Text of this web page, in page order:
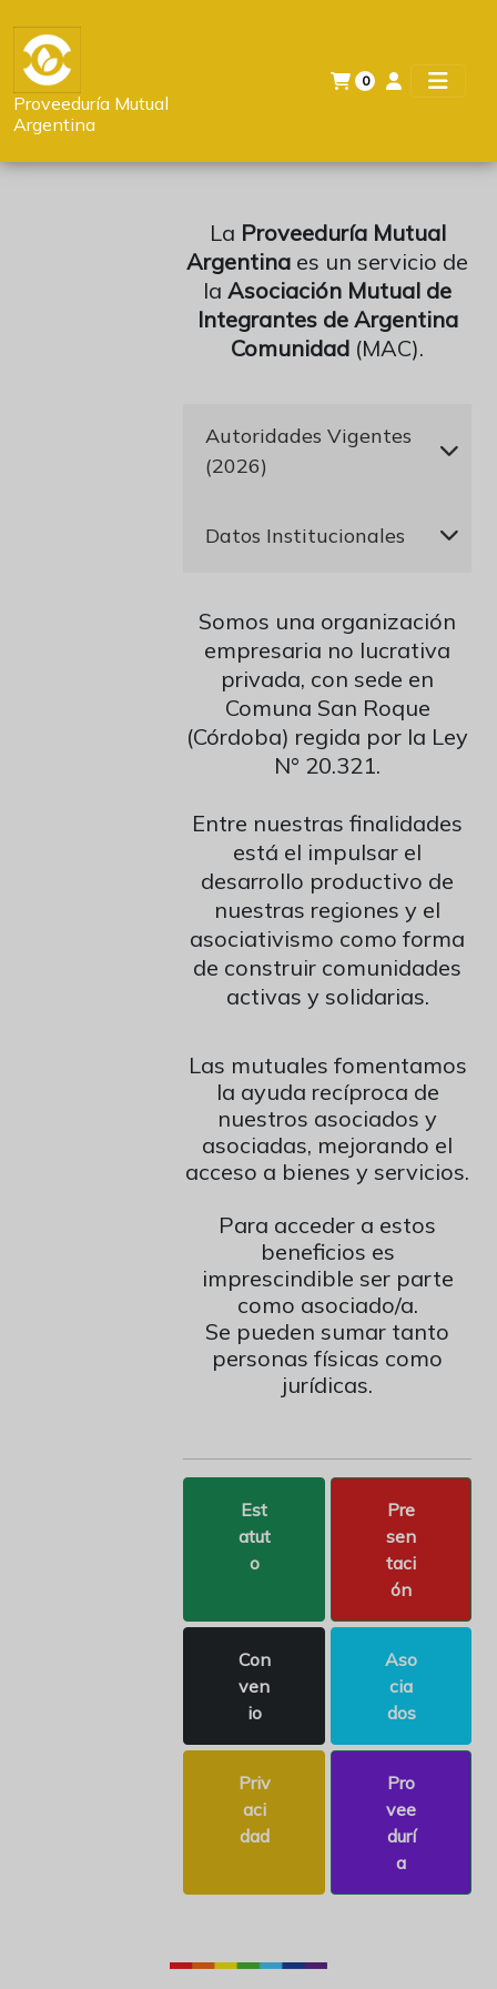
Proveeduría Mutual
Argentina
0
La Proveeduría Mutual
Argentina es un servicio de
laAsociación Mutual de
Integrantes de Argentina
Comunidad (MAC).
Autoridades Vigentes
(2026)
Ricardo José Moriena
Elina Beatriz Mayer
Tesorera
Carolina Elizabeth López
Vocal Titular 1º
Eduardo Rubén Santellan
Vocal Titular 2º
Ernesto Armando
Fiscalizador Titular 1º
Amalia Inés Haefeli
Fiscalizador Titular 2º
Gustavo Alberto Vozzi Carrau
Fiscalizador Suplente 1º
Karina Pérez
Datos Institucionales
Mutual de Integrantes de
Argentina Comunidad
Matrícula INAES: CBA1121
CUIT: 30-71839064-4
IVA: Sujeto Exento
Constancia
Localidad: Comuna San
Roque, Córdoba, Argentina
Cel: +549 351-6774160
Banco Credicoop: Cuenta
Corriente N° 191-232-
028330/1
1910232855023202833014
Alias: proveargentina
Somos una organización
empresaria no lucrativa
privada, con sede en
Comuna San Roque
(Córdoba) regida por la Ley
N° 20.321.
Entre nuestras finalidades
está el impulsar el
desarrollo productivo de
nuestras regiones y el
asociativismo como forma
de construir comunidades
activas y solidarias.
Las mutuales fomentamos
la ayuda recíproca de
nuestros asociados y
asociadas, mejorando el
acceso a bienes y servicios.
Para acceder a estos
beneficios es
imprescindible ser parte
como asociado/a.
Se pueden sumar tanto
personas físicas como
jurídicas.
Est
atut
o
Pre
sen
taci
ón
Con
ven
io
Aso
cia
dos
Priv
aci
dad
Pro
vee
durí
a